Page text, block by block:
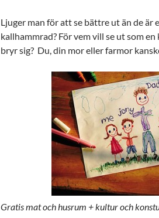
Ljuger man för att se bättre ut än de är
kallhammrad? För vem vill se ut som
bryr sig? Du, din mor eller farmor
Gratis mat och husrum + kultur och